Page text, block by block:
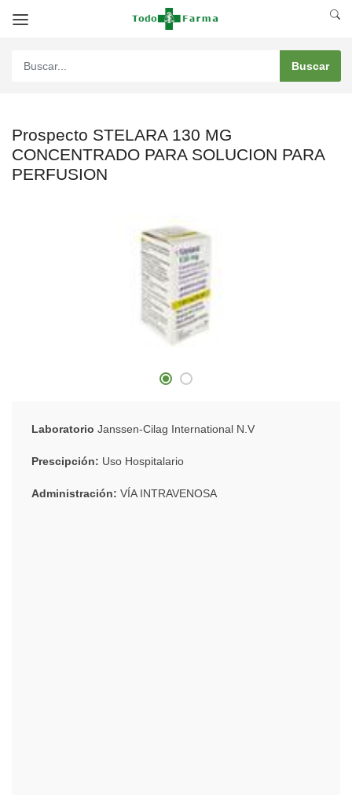
Prospecto STELARA 130 MG
CONCENTRADO PARA SOLUCION PARA
PERFUSION
Laboratorio Janssen-Cilag International N.V
Prescipción: Uso Hospitalario
Administración: VÍA INTRAVENOSA